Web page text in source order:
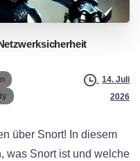
14. Juli
2026
über Snort! In diesem
was Snort ist und welche